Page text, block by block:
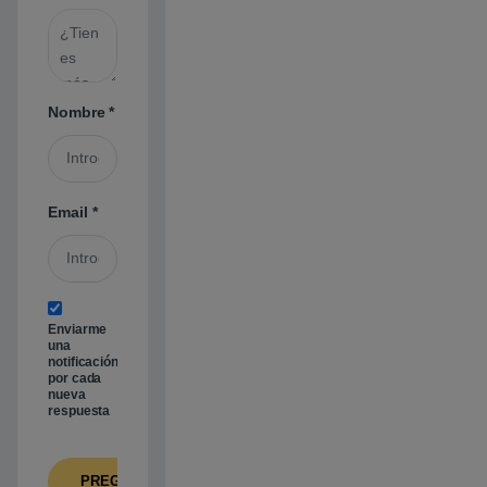
Nombre*
Email *
Enviarme
una
notificación
por cada
nueva
respuesta